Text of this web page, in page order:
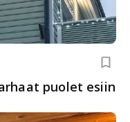
puolet esiin